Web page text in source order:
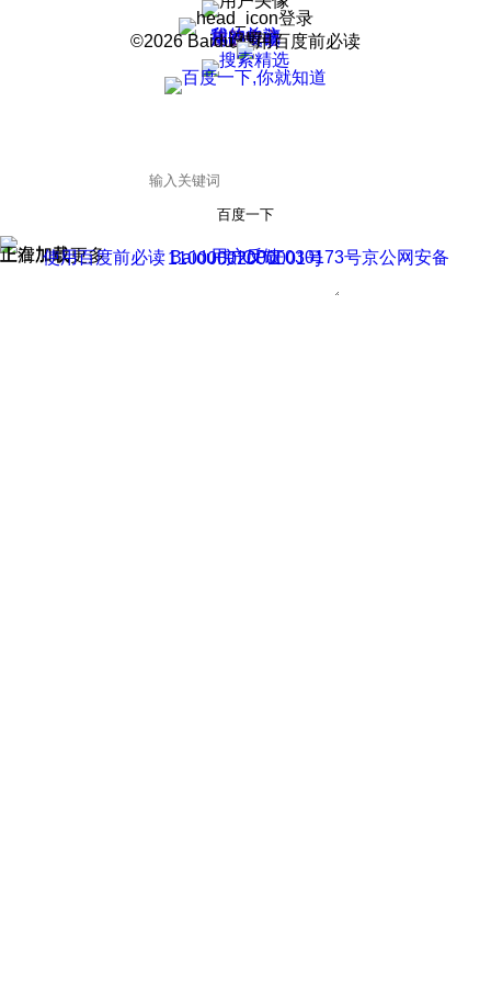
登录
我的关注
我的收藏
皮肤中心
用户反馈
设置
©2026 Baidu 使用百度前必读
百度一下
正在加载
上滑加载更多 用户反馈
使用百度前必读 Baidu 京ICP证030173号
京公网安备11000002000001号